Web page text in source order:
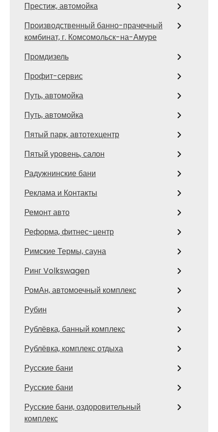
Престиж, автомойка
Производственный банно-прачечный
комбинат, г. Комсомольск-на-Амуре
Промдизель
Профит-сервис
Путь, автомойка
Путь, автомойка
Пятый парк, автотехцентр
Пятый уровень, салон
Радужнинские бани
Реклама и Контакты
Ремонт авто
Реформа, фитнес-центр
Римские Термы, сауна
Ринг Volkswagen
РомАн, автомоечный комплекс
Рубин
Рублёвка, банный комплекс
Рублёвка, комплекс отдыха
Русские бани
Русские бани
Русские бани, оздоровительный
комплекс